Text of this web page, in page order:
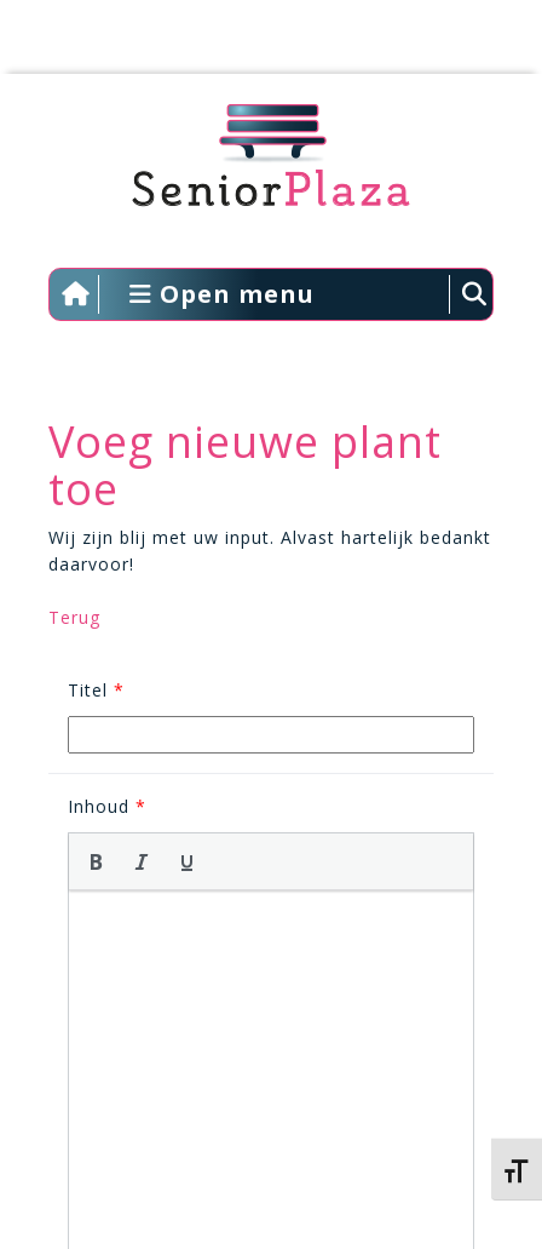
Open menu
Voeg nieuwe plant
toe
Wij zijn blij met uw input. Alvast hartelijk bedankt
daarvoor!
Terug
Titel *
Inhoud *